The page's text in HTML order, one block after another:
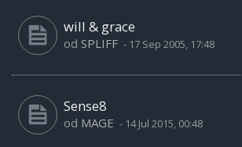
will & grace
od SPLIFF - 17 Sep 2005, 17:48
Sense8
od MAGE - 14 Jul 2015, 00:48